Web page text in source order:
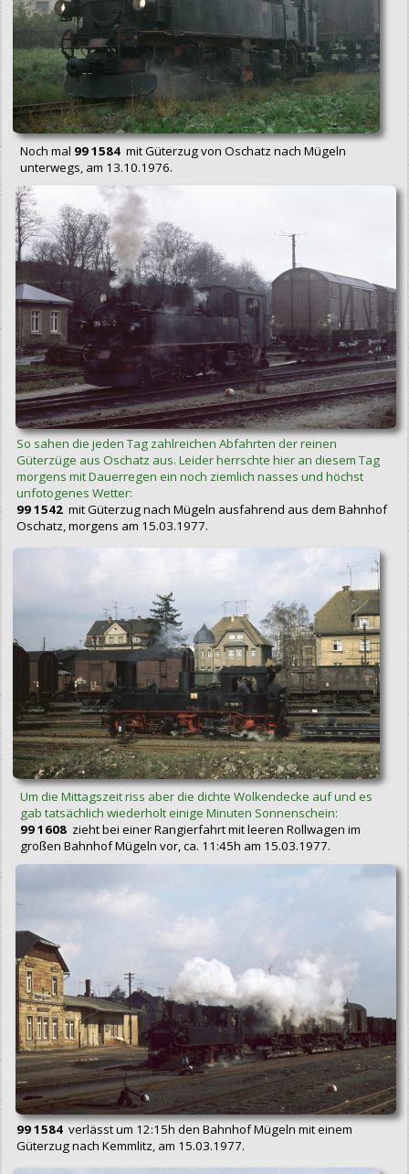
Noch mal 99 1584mit Güterzug von Oschatz nach Mügeln
unterwegs, am 13.10.1976.
So sahen die jeden Tag zahlreichen Abfahrten der reinen
Güterzüge aus Oschatz aus. Leider herrschte hier an diesem Tag
morgens mit Dauerregen ein noch ziemlich nasses und höchst
unfotogenes Wetter:
99 1542 mit Güterzug nach Mügeln ausfahrend aus dem Bahnhof
Oschatz, morgens am 15.03.1977.
Um die Mittagszeit riss aber die dichte Wolkendecke auf und es
gab tatsächlich wiederholt einige Minuten Sonnenschein:
99 1608zieht bei einer Rangierfahrt mit leeren Rollwagen im
großen Bahnhof Mügeln vor, ca. 11:45h am 15.03.1977.
99 1584 verlässt um 12:15h den Bahnhof Mügeln mit einem
Güterzug nach Kemmlitz, am 15.03.1977.